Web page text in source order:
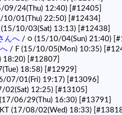
09/24(Thu) 12:40) [#12405]
10/01(Thu) 22:50) [#12434]
10/03(Sat) 13:13) [#12438]
んへ / ○ (15/10/04(Sun) 21:40)
/ F (15/10/05(Mon) 10:35)
18:20) [#12807]
18:58) [#12929]
07/01(Fri) 19:17) [#13096]
02(Sat) 12:25) [#13105]
06/29(Thu) 16:30) [#13791]
(17/08/02(Wed) 18:33)